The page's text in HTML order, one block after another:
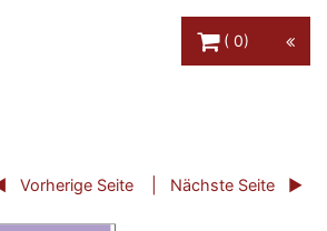
0
Vorherige Seite Nächste Seite